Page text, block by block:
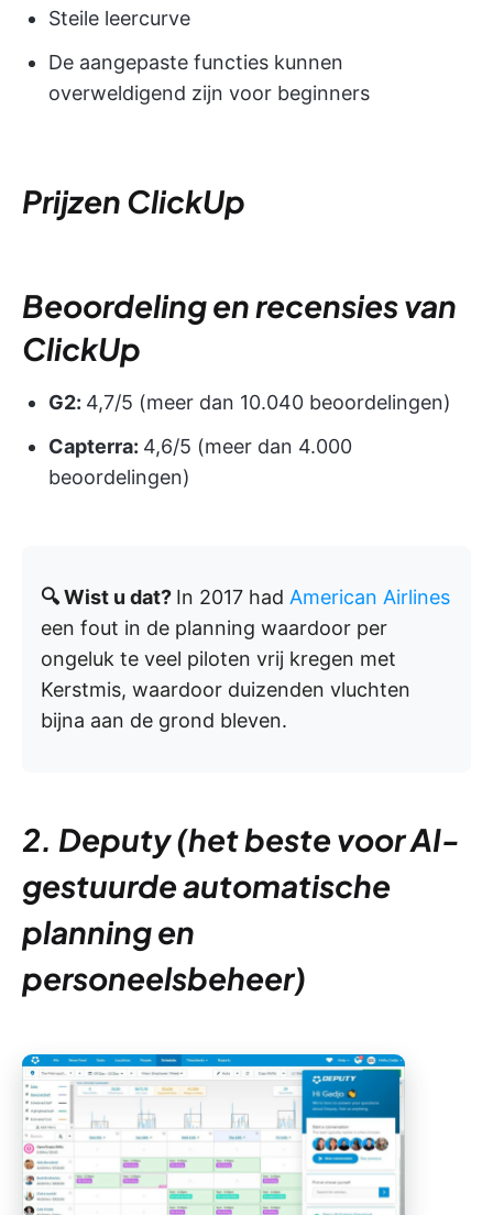
Steile leercurve
De aangepaste functies kunnen
overweldigend zijn voor beginners
Prijzen ClickUp
Beoordeling en recensies van
ClickUp
G2: 4,7/5 (meer dan 10.040 beoordelingen)
Capterra: 4,6/5 (meer dan 4.000
beoordelingen)
🔍 Wist u dat? In 2017 had American Airlines
een fout in de planning waardoor per
ongeluk te veel piloten vrij kregen met
Kerstmis, waardoor duizenden vluchten
bijna aan de grond bleven.
2. Deputy (het beste voor AI-
gestuurde automatische
planning en
personeelsbeheer)